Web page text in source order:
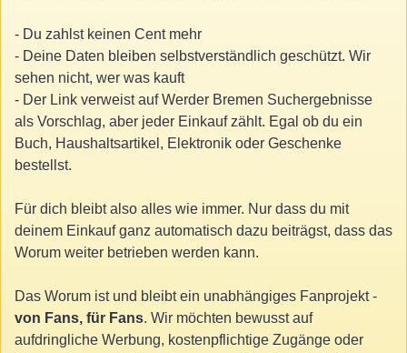
- Du zahlst keinen Cent mehr
- Deine Daten bleiben selbstverständlich geschützt. Wir
sehen nicht, wer was kauft
- Der Link verweist auf Werder Bremen Suchergebnisse
als Vorschlag, aber jeder Einkauf zählt. Egal ob du ein
Buch, Haushaltsartikel, Elektronik oder Geschenke
bestellst.
Für dich bleibt also alles wie immer. Nur dass du mit
deinem Einkauf ganz automatisch dazu beiträgst, dass das
Worum weiter betrieben werden kann.
Das Worum ist und bleibt ein unabhängiges Fanprojekt -
von Fans, für Fans. Wir möchten bewusst auf
aufdringliche Werbung, kostenpflichtige Zugänge oder